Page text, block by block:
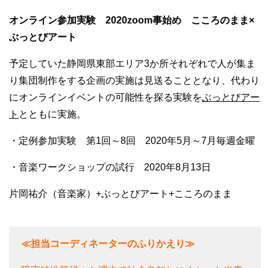
オンライン参加実験 2020zoom事始め こころのまま×
ぶっとびアート
予定していた静岡県東部エリア3か所それぞれで人が集ま
り集団制作をする企画の実施は見送ることとなり、代わり
にオンラインイベントの可能性を探る実験をぶっとびアー
ト とともに実施。
・定例参加実験 第1回～8回 2020年5月～7月毎週金曜
・音楽ワークショップの試行 2020年8月13日
片岡祐介（音楽家）+ぶっとびアート+こころのまま
≪担当コーディネーターのふりかえり≫